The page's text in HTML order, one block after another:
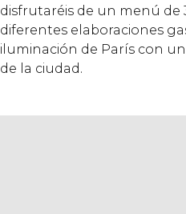
disfrutaréis de un menú de
diferentes elaboraciones
iluminación de París con
de la ciudad.